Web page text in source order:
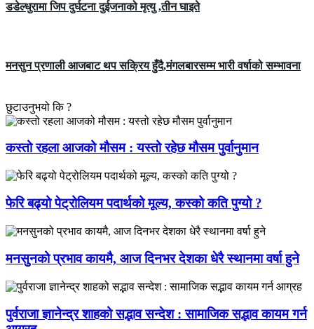
डडेल्धुरामा जिप दुर्घटना दुईजनाको मृत्यु ,तीन घाइते
मनसुन प्रणाली आजबाट थप सक्रिय हुँदै,मंगलबारसम्म भारी वर्षाको सम्भावना
छुटाउनुभयो कि ?
कस्तो रहला आजको मौसम : यस्तो रहेछ मौसम पुर्वानुमान
फेरि बढ्यो पेट्रोलियम पदार्थको मूल्य, कस्को कति पुग्यो ?
मनसुनको प्रभाव कायमै, आज दिनभर देशका धेरै स्थानमा वर्षा हुने
पुर्वराजा ज्ञानेन्द्र शाहको सद्भाव सन्देश : सामाजिक सद्भाव कायम गर्न